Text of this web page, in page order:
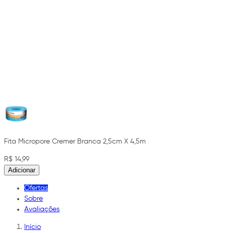
Fita Micropore Cremer Branca 2,5cm X 4,5m
R$ 14,99
Adicionar
Ofertas
Sobre
Avaliações
Início